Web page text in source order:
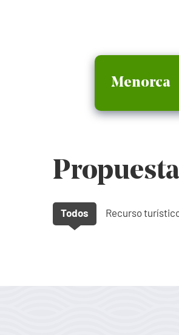
Menorca
Todos Recurso